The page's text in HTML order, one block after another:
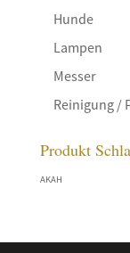
Hunde
Lampen
Messer
Reinigung /
Produkt
AKAH